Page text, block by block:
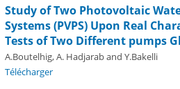
Study of Two Photovoltaic
Systems (PVPS) Upon Real
Tests of Two Different pumps
A.Boutelhig, A. Hadjarab and Y.Bakelli
Télécharger